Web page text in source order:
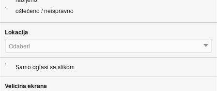
oštećeno / neispravno
Lokacija
Odaberi
Samo oglasi sa slikom
Veličina ekrana